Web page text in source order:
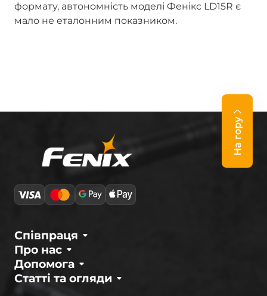
формату, автономність моделі Фенікс LD15R є
мало не еталонним показником.
На гору
Про нас
Співпраця
Статті та огляди
Допомога